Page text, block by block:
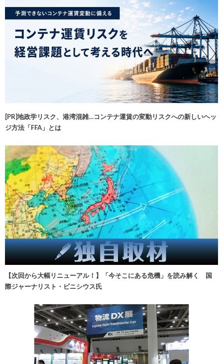
[PR]地政学リスク、港湾混雑…コンテナ運賃の変動リスクへの新しいヘッ
ジ方法「FFA」とは
【次回から大幅リニューアル！】「今そこにある危機」を読み解く 国
際ジャーナリスト・ビニシウス氏